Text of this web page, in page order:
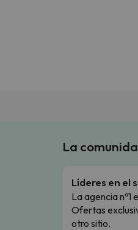
La
Líderes en el
La agencia nº1
Ofertas
otro sitio.